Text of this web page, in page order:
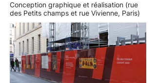
Conception graphique et réalisation (rue
des Petits champs et rue Vivienne, Paris)